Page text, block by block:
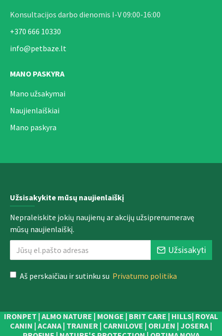
Konsultacijos darbo dienomis I-V 09:00-16:00
+370 666 10330
info@petbaze.lt
MANO PASKYRA
Mano užsakymai
Naujienlaiškiai
Mano paskyra
Užsisakykite mūsų naujienlaiškį
Nepraleiskite jokių naujienų ar akcijų užsiprenumeravę
mūsų naujienlaiškį.
Užsisakyti
Aš perskaičiau ir sutinku su Privatumo politika
IRONPET | ALMO NATURE | MONGE | BRIT CARE | HILLS| ROYAL
CANIN | ACANA | TRAINER | CARNILOVE | ORIJEN | JOSERA |